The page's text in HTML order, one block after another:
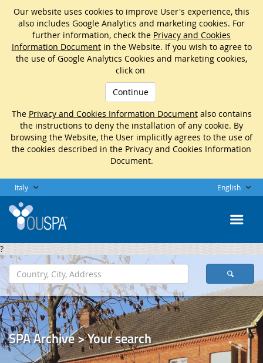
Our website uses cookies to improve User's experience, this
also includes Google Analytics and marketing cookies. For
further information, check the Privacy and Cookies
Information Documentin the Website. If you wish to agree to
the use of Google Analytics Cookies and marketing cookies,
click on
Continue
The Privacy and Cookies Information Documentalso contains
the instructions to deny the installation of any cookie. By
browsing the Website, the User implicitly agrees to the use of
the cookies described in the Privacy and Cookies Information
Document.
Italy English
?
SPA Archive > Your search